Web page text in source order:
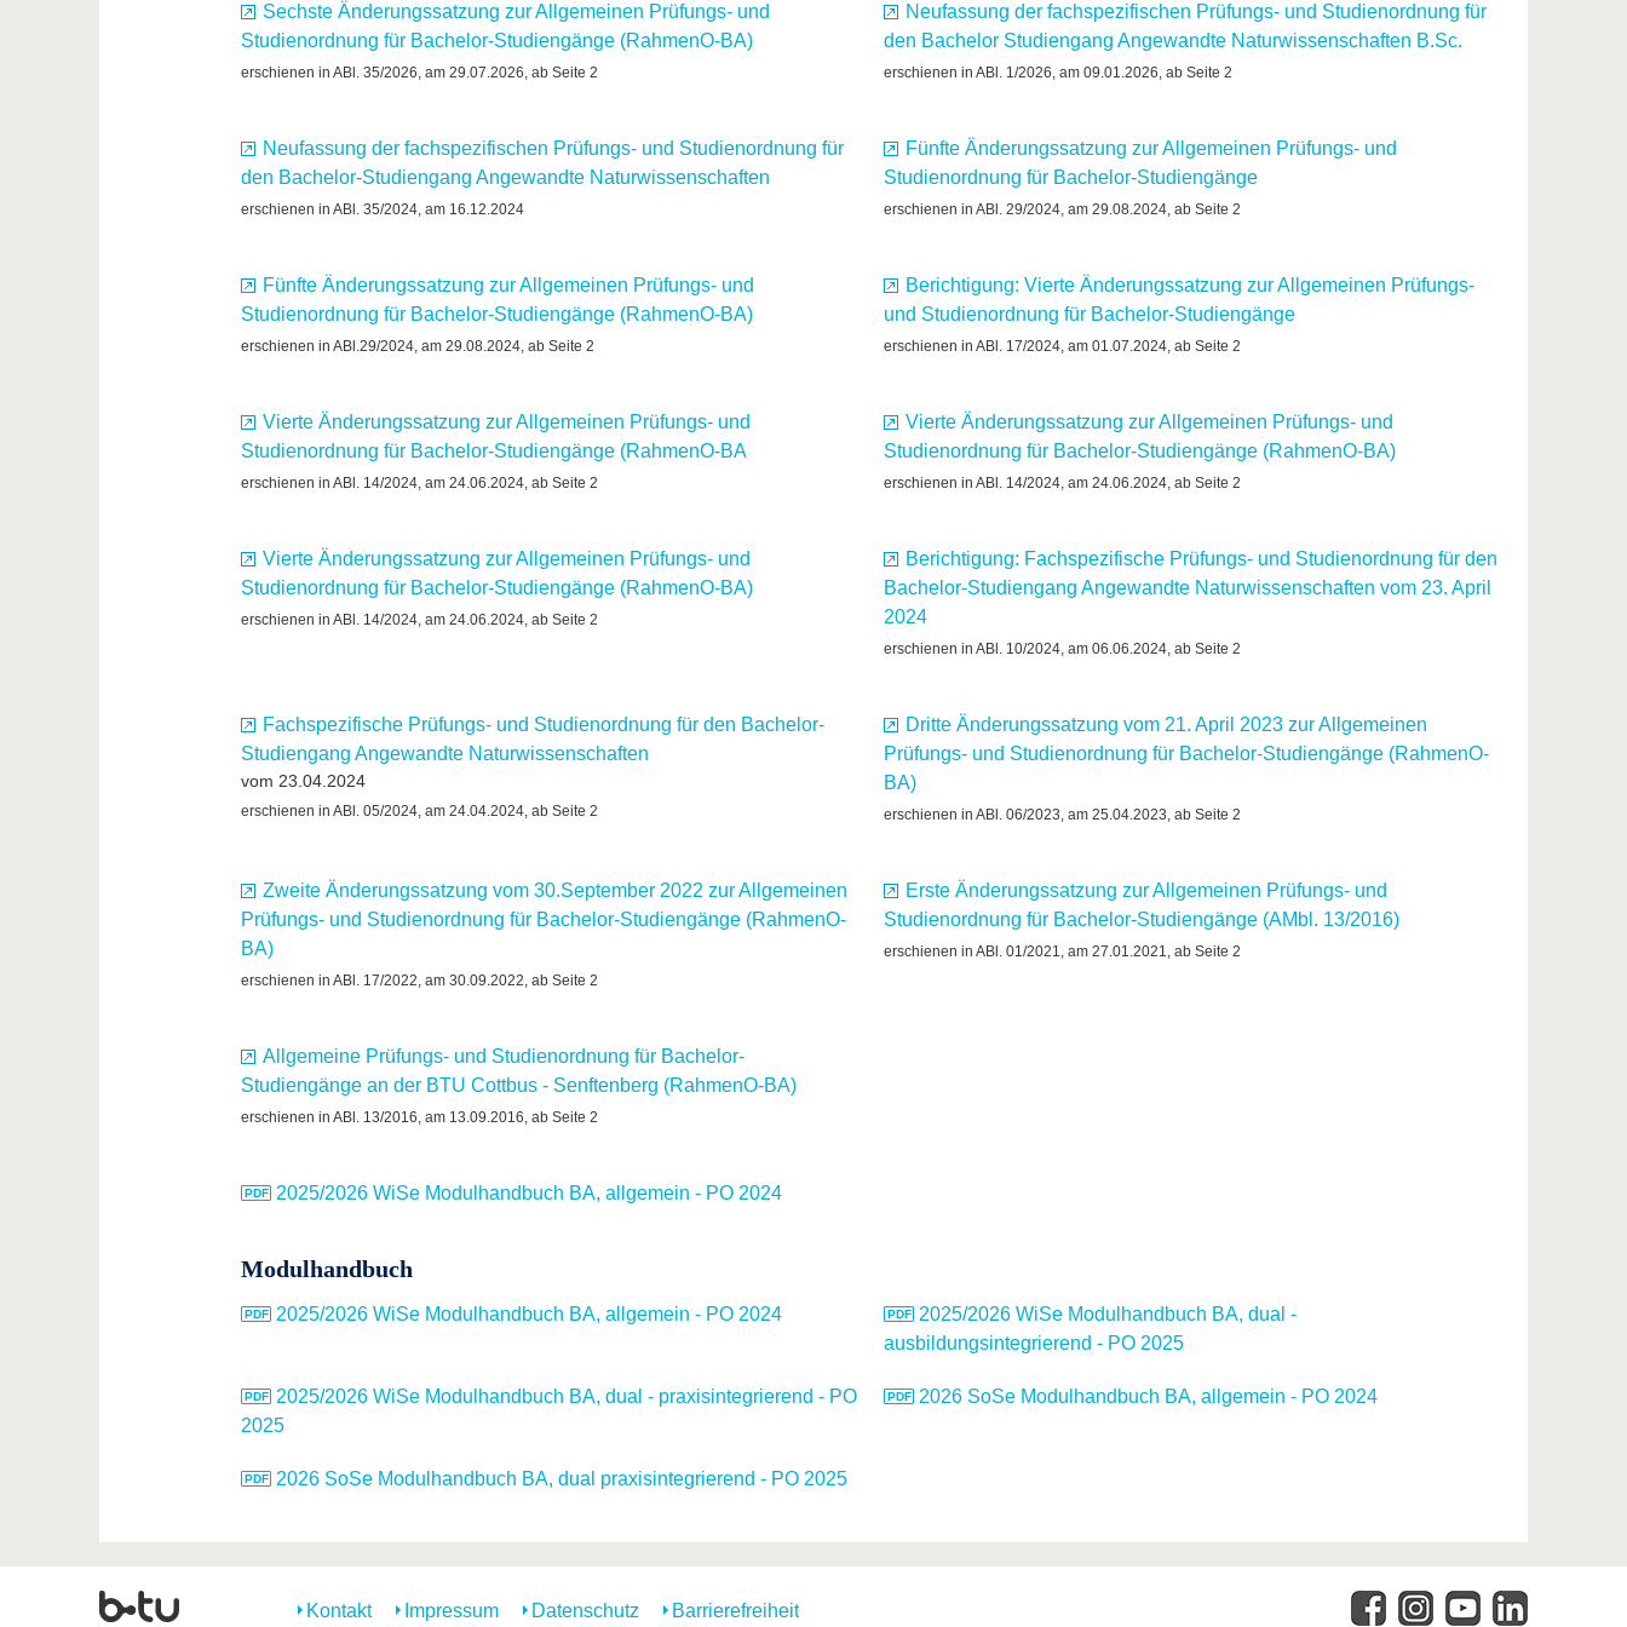
Sechste Änderungssatzung zur Allgemeinen Prüfungs- und
Studienordnung für Bachelor-Studiengänge (RahmenO-BA)
erschienen in ABl. 35/2026, am 29.07.2026, ab Seite 2
Neufassung der fachspezifischen Prüfungs- und Studienordnung für
den Bachelor Studiengang Angewandte Naturwissenschaften B.Sc.
erschienen in ABl. 1/2026, am 09.01.2026, ab Seite 2
Neufassung der fachspezifischen Prüfungs- und Studienordnung für
den Bachelor-Studiengang Angewandte Naturwissenschaften
erschienen in ABl. 35/2024, am 16.12.2024
Fünfte Änderungssatzung zur Allgemeinen Prüfungs- und
Studienordnung für Bachelor-Studiengänge
erschienen in ABl. 29/2024, am 29.08.2024, ab Seite 2
Fünfte Änderungssatzung zur Allgemeinen Prüfungs- und
Studienordnung für Bachelor-Studiengänge (RahmenO-BA)
erschienen in ABl.29/2024, am 29.08.2024, ab Seite 2
Berichtigung: Vierte Änderungssatzung zur Allgemeinen Prüfungs-
und Studienordnung für Bachelor-Studiengänge
erschienen in ABl. 17/2024, am 01.07.2024, ab Seite 2
Vierte Änderungssatzung zur Allgemeinen Prüfungs- und
Studienordnung für Bachelor-Studiengänge (RahmenO-BA
erschienen in ABl. 14/2024, am 24.06.2024, ab Seite 2
Vierte Änderungssatzung zur Allgemeinen Prüfungs- und
Studienordnung für Bachelor-Studiengänge (RahmenO-BA)
erschienen in ABl. 14/2024, am 24.06.2024, ab Seite 2
Vierte Änderungssatzung zur Allgemeinen Prüfungs- und
Studienordnung für Bachelor-Studiengänge (RahmenO-BA)
erschienen in ABl. 14/2024, am 24.06.2024, ab Seite 2
Berichtigung: Fachspezifische Prüfungs- und Studienordnung für den
Bachelor-Studiengang Angewandte Naturwissenschaften vom 23. April
2024
erschienen in ABl. 10/2024, am 06.06.2024, ab Seite 2
Fachspezifische Prüfungs- und Studienordnung für den Bachelor-
Studiengang Angewandte Naturwissenschaften
vom 23.04.2024
erschienen in ABl. 05/2024, am 24.04.2024, ab Seite 2
Dritte Änderungssatzung vom 21. April 2023 zur Allgemeinen
Prüfungs- und Studienordnung für Bachelor-Studiengänge (RahmenO-
BA)
erschienen in ABl. 06/2023, am 25.04.2023, ab Seite 2
Zweite Änderungssatzung vom 30.September 2022 zur Allgemeinen
Prüfungs- und Studienordnung für Bachelor-Studiengänge (RahmenO-
BA)
erschienen in ABl. 17/2022, am 30.09.2022, ab Seite 2
Erste Änderungssatzung zur Allgemeinen Prüfungs- und
Studienordnung für Bachelor-Studiengänge (AMbl. 13/2016)
erschienen in ABl. 01/2021, am 27.01.2021, ab Seite 2
Allgemeine Prüfungs- und Studienordnung für Bachelor-
Studiengänge an der BTU Cottbus - Senftenberg (RahmenO-BA)
erschienen in ABl. 13/2016, am 13.09.2016, ab Seite 2
2025/2026 WiSe Modulhandbuch BA, allgemein - PO 2024
Modulhandbuch
2025/2026 WiSe Modulhandbuch BA, allgemein - PO 2024
2025/2026 WiSe Modulhandbuch BA, dual -
ausbildungsintegrierend - PO 2025
2025/2026 WiSe Modulhandbuch BA, dual - praxisintegrierend - PO
2025
2026 SoSe Modulhandbuch BA, allgemein - PO 2024
2026 SoSe Modulhandbuch BA, dual praxisintegrierend - PO 2025
Kontakt Impressum Datenschutz Barrierefreiheit